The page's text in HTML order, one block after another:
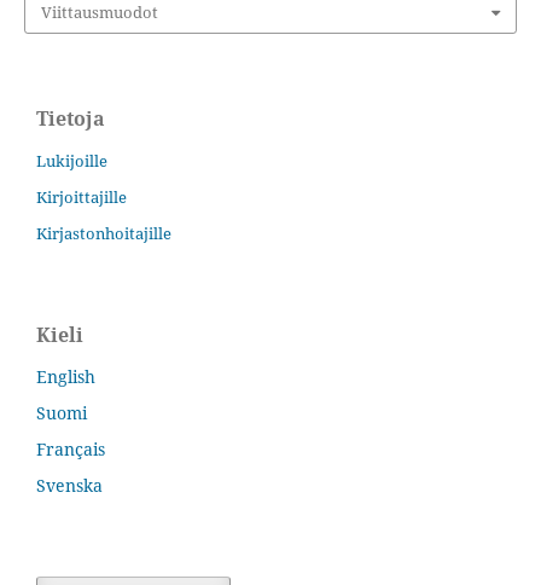
Viittausmuodot
Tietoja
Lukijoille
Kirjoittajille
Kirjastonhoitajille
Kieli
English
Suomi
Français
Svenska